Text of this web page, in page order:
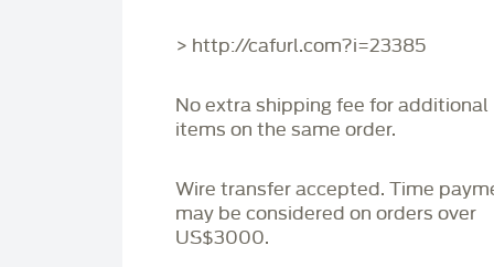
> http://cafurl.com?i=23385
No extra shipping fee for additional
items on the same order.
Wire transfer accepted. Time
may be considered on orders over
US$3000.